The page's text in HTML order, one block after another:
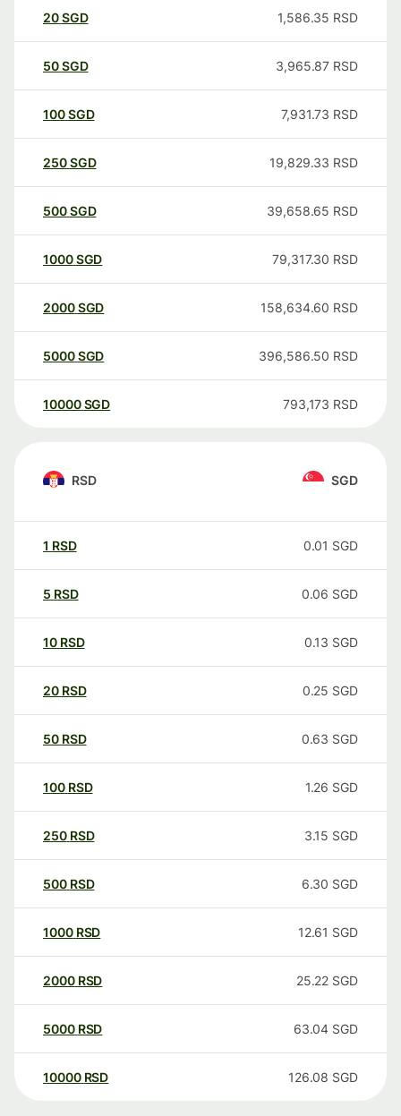
20SGD 1,586.35 RSD
50SGD 3,965.87 RSD
100SGD 7,931.73 RSD
250SGD 19,829.33 RSD
500SGD 39,658.65 RSD
1000SGD 79,317.30 RSD
2000SGD 158,634.60 RSD
5000SGD 396,586.50 RSD
10000 SGD 793,173 RSD
RSD SGD
1 RSD 0.01 SGD
5 RSD 0.06 SGD
10 RSD 0.13 SGD
20 RSD 0.25 SGD
50 RSD 0.63 SGD
100 RSD 1.26 SGD
250 RSD 3.15 SGD
500 RSD 6.30 SGD
1000 RSD 12.61 SGD
2000 RSD 25.22 SGD
5000 RSD 63.04 SGD
10000 RSD 126.08 SGD